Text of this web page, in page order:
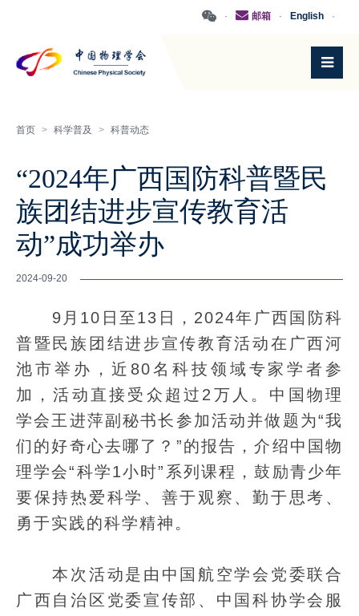
·
English
·
邮箱
·
首页 > 科学普及 > 科普动态
“2024年广西国防科普暨民
族团结进步宣传教育活
动”成功举办
2024-09-20
9月10日至13日，2024年广西国防科
普暨民族团结进步宣传教育活动在广西河
池市举办，近80名科技领域专家学者参
加，活动直接受众超过2万人。中国物理
学会王进萍副秘书长参加活动并做题为“我
们的好奇心去哪了？”的报告，介绍中国物
理学会“科学1小时”系列课程，鼓励青少年
要保持热爱科学、善于观察、勤于思考、
勇于实践的科学精神。
本次活动是由中国航空学会党委联合
广西自治区党委宣传部、中国科协学会服